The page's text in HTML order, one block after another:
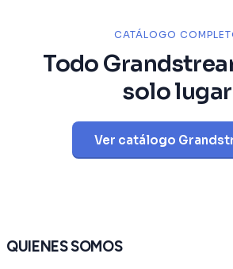
CATÁLOGO
Todo
solo lugar
Ver catálogo
QUIENES SOMOS